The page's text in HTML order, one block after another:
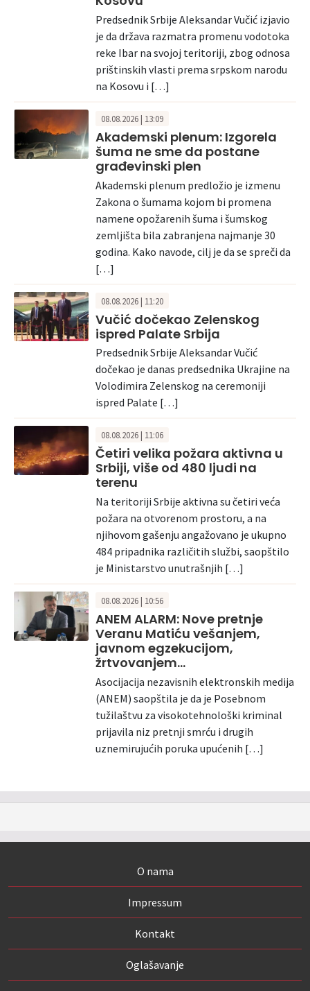
Predsednik Srbije Aleksandar Vučić izjavio
je da država razmatra promenu vodotoka
reke Ibar na svojoj teritoriji, zbog odnosa
prištinskih vlasti prema srpskom narodu
na Kosovu i […]
08.08.2026 | 13:09
Akademski plenum: Izgorela
šuma ne sme da postane
građevinski plen
Akademski plenum predložio je izmenu
Zakona o šumama kojom bi promena
namene opožarenih šuma i šumskog
zemljišta bila zabranjena najmanje 30
godina. Kako navode, cilj je da se spreči da
[…]
08.08.2026 | 11:20
Vučić dočekao Zelenskog
ispred Palate Srbija
Predsednik Srbije Aleksandar Vučić
dočekao je danas predsednika Ukrajine na
Volodimira Zelenskog na ceremoniji
ispred Palate […]
08.08.2026 | 11:06
Četiri velika požara aktivna u
Srbiji, više od 480 ljudi na
terenu
Na teritoriji Srbije aktivna su četiri veća
požara na otvorenom prostoru, a na
njihovom gašenju angažovano je ukupno
484 pripadnika različitih službi, saopštilo
je Ministarstvo unutrašnjih […]
08.08.2026 | 10:56
ANEM ALARM: Nove pretnje
Veranu Matiću vešanjem,
javnom egzekucijom,
žrtvovanjem…
Asocijacija nezavisnih elektronskih medija
(ANEM) saopštila je da je Posebnom
tužilaštvu za visokotehnološki kriminal
prijavila niz pretnji smrću i drugih
uznemirujućih poruka upućenih […]
O nama
Impressum
Kontakt
Oglašavanje